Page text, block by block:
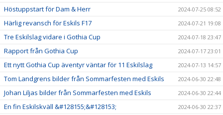
Höstuppstart för Dam & Herr 2024-07-25 08:52
Härlig revansch för Eskils F17 2024-07-21 19:08
Tre Eskilslag vidare i Gothia Cup 2024-07-18 23:47
Rapport från Gothia Cup 2024-07-17 23:01
Ett nytt Gothia Cup äventyr väntar för 11 Eskilslag 2024-07-13 14:57
Tom Landgrens bilder från Sommarfesten med Eskils 2024-06-30 22:48
Johan Liljas bilder från Sommarfesten med Eskils 2024-06-30 22:44
En fin Eskilskväll &#128155;&#128153; 2024-06-30 22:37